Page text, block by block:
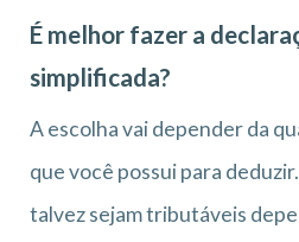
É melhor fazer a
simplificada?
A escolha vai depender da
que você possui para
talvez sejam tributáveis